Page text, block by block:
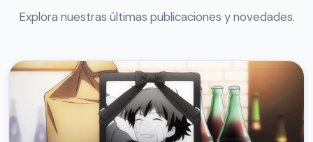
Explora nuestras últimas publicaciones y novedades.